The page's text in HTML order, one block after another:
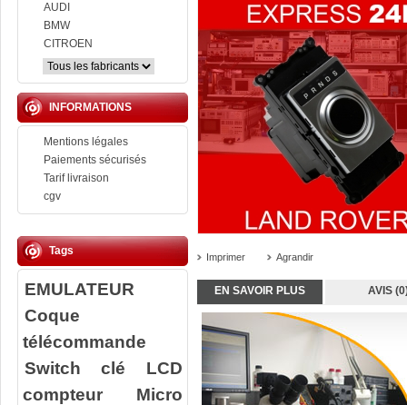
AUDI
BMW
CITROEN
INFORMATIONS
Mentions légales
Paiements sécurisés
Tarif livraison
cgv
Tags
EMULATEUR
Coque
télécommande
Switch clé
LCD
compteur
Micro
Imprimer Agrandir
EN SAVOIR PLUS AVIS